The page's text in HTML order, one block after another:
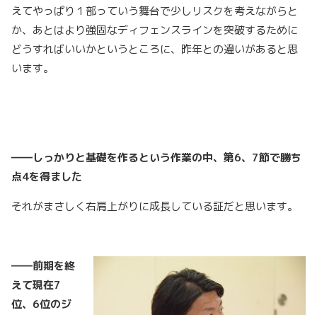
えてやっぱり１部っていう舞台で少しリスクを考えながらと
か、あとはより強固なディフェンスラインを突破するために
どうすればいいかというところに、昨年との違いがあると思
います。
――しっかりと基礎を作るという作業の中、第6、 7節で勝ち
点4を得ました
それがまさしく右肩上がりに成長している証だと思います。
――前期を終
えて現在7
位、6位のジ